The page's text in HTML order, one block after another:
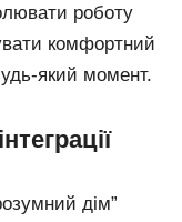
роботу
комфортний
який момент.
дім”